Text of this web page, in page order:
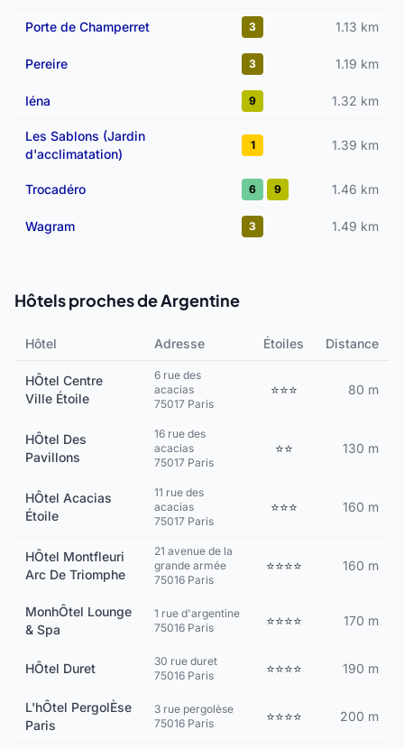
Porte de Champerret 3 1.13 km
Pereire 3 1.19 km
Iéna 9 1.32 km
Les Sablons (Jardin
d'acclimatation)
1 1.39 km
Trocadéro 6 9 1.46 km
Wagram 3 1.49 km
Hôtels proches de Argentine
Hôtel Adresse Étoiles Distance
HÔtel Centre
Ville Étoile
6 rue des
acacias
75017 Paris
⭐⭐⭐ 80 m
HÔtel Des
Pavillons
16 rue des
acacias
75017 Paris
⭐⭐ 130 m
HÔtel Acacias
Étoile
11 rue des
acacias
75017 Paris
⭐⭐⭐ 160 m
HÔtel Montfleuri
Arc De Triomphe
21 avenue de la
grande armée
75016 Paris
⭐⭐⭐⭐ 160 m
MonhÔtel Lounge
& Spa
1 rue d'argentine
75016 Paris
⭐⭐⭐⭐ 170 m
HÔtel Duret
30 rue duret
75016 Paris
⭐⭐⭐⭐ 190 m
L'hÔtel PergolÈse
Paris
3 rue pergolèse
75016 Paris
⭐⭐⭐⭐ 200 m